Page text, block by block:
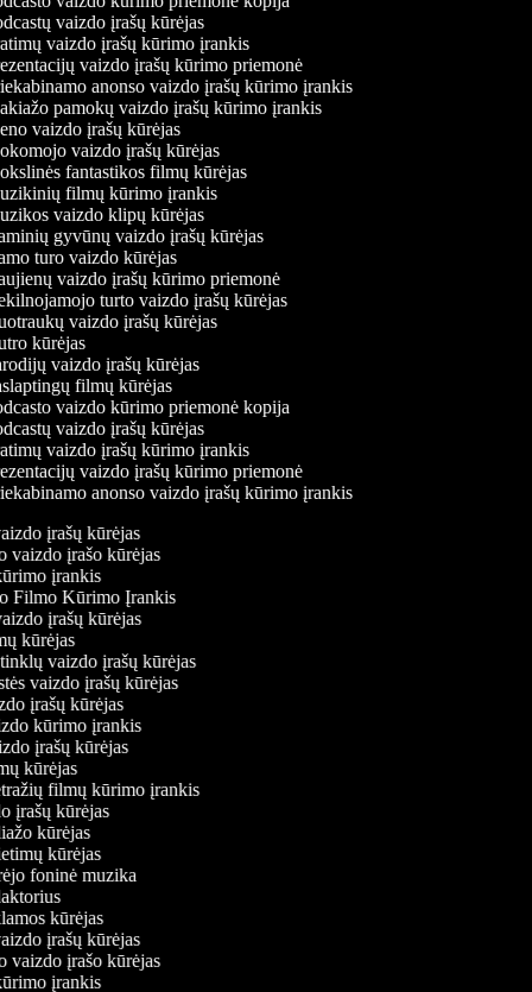
vaizdo įrašų kūrėjas
vaizdo įrašų kūrimo įrankis
vaizdo įrašų kūrimo priemonė
anonso vaizdo įrašų kūrimo įrankis
pamokų vaizdo įrašų kūrimo įrankis
vaizdo įrašų kūrėjas
vaizdo įrašų kūrėjas
fantastikos filmų kūrėjas
filmų kūrimo įrankis
vaizdo klipų kūrėjas
gyvūnų vaizdo įrašų kūrėjas
turo vaizdo kūrėjas
vaizdo įrašų kūrimo priemonė
turto vaizdo įrašų kūrėjas
vaizdo įrašų kūrėjas
kūrėjas
vaizdo įrašų kūrėjas
filmų kūrėjas
vaizdo kūrimo priemonė kopija
vaizdo įrašų kūrėjas
vaizdo įrašų kūrimo įrankis
vaizdo įrašų kūrimo priemonė
anonso vaizdo įrašų kūrimo įrankis
įrašų kūrėjas
vaizdo įrašo kūrėjas
įrankis
Filmo Kūrimo Įrankis
įrašų kūrėjas
kūrėjas
tinklų vaizdo įrašų kūrėjas
vaizdo įrašų kūrėjas
įrašų kūrėjas
kūrimo įrankis
įrašų kūrėjas
kūrėjas
filmų kūrimo įrankis
įrašų kūrėjas
kūrėjas
kūrėjas
foninė muzika
kūrėjas
įrašų kūrėjas
vaizdo įrašo kūrėjas
įrankis